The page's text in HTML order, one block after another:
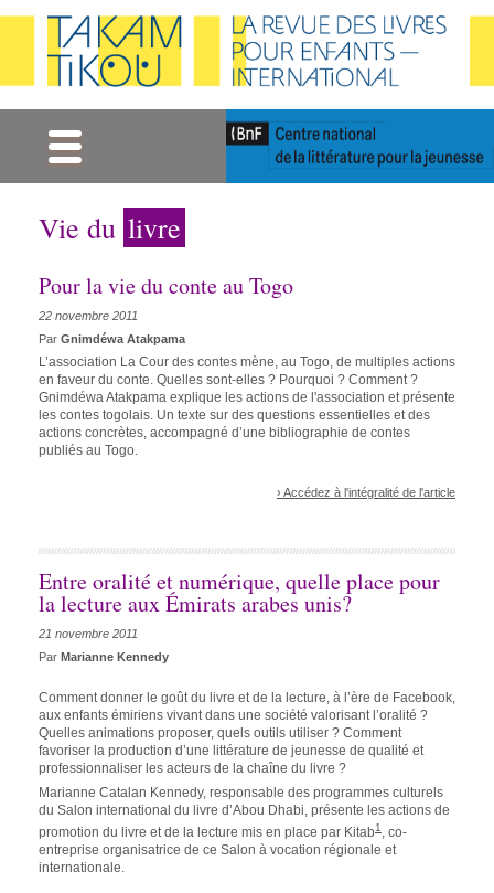
Vie du livre
Pour la vie du conte au Togo
22 novembre 2011
Par Gnimdéwa Atakpama
L’association La Cour des contes mène, au Togo, de multiples actions
en faveur du conte. Quelles sont-elles ? Pourquoi ? Comment ?
Gnimdéwa Atakpama explique les actions de l'association et présente
les contes togolais. Un texte sur des questions essentielles et des
actions concrètes, accompagné d’une bibliographie de contes
publiés au Togo.
› Accédez à l'intégralité de l'article
Entre oralité et numérique, quelle place pour
la lecture aux Émirats arabes unis?
21 novembre 2011
Par Marianne Kennedy
Comment donner le goût du livre et de la lecture, à l’ère de Facebook,
aux enfants émiriens vivant dans une société valorisant l’oralité ?
Quelles animations proposer, quels outils utiliser ? Comment
favoriser la production d’une littérature de jeunesse de qualité et
professionnaliser les acteurs de la chaîne du livre ?
Marianne Catalan Kennedy, responsable des programmes culturels
du Salon international du livre d’Abou Dhabi, présente les actions de
promotion du livre et de la lecture mis en place par Kitab1 , co-
entreprise organisatrice de ce Salon à vocation régionale et
internationale.